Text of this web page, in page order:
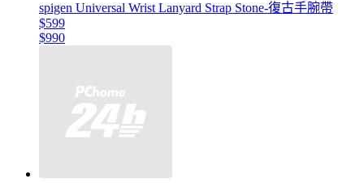
spigen Universal Wrist Lanyard Strap Stone-復古手腕帶
$599
$990